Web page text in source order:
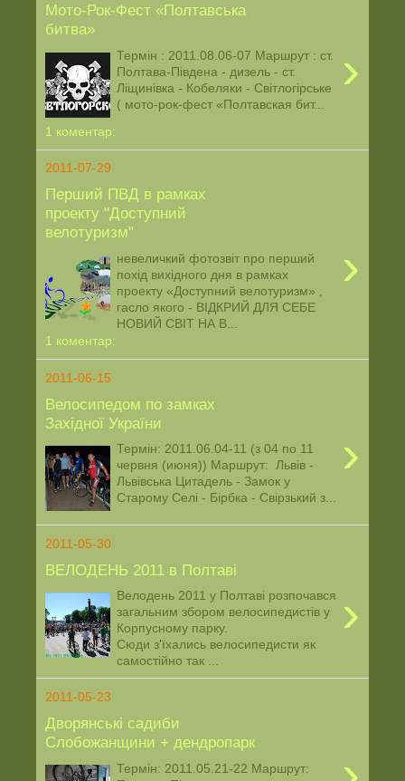
Мото-Рок-Фест «Полтавська
битва»
›
Термін : 2011.08.06-07 Маршрут : ст.
Полтава-Південа - дизель - ст.
Ліщинівка - Кобеляки - Світлогірське
( мото-рок-фест «Полтавская бит...
1 коментар:
2011-07-29
Перший ПВД в рамках
проекту "Доступний
велотуризм"
›
невеличкий фотозвіт про перший
похід вихідного дня в рамках
проекту «Доступний велотуризм» ,
гасло якого - ВІДКРИЙ ДЛЯ СЕБЕ
НОВИЙ СВІТ НА В...
1 коментар:
2011-06-15
Велосипедом по замках
Західної України
›
Термін: 2011.06.04-11 (з 04 по 11
червня (июня)) Маршрут: Львів -
Львівська Цитадель - Замок у
Старому Селі - Бірбка - Свірзький з...
2011-05-30
ВЕЛОДЕНЬ 2011 в Полтаві
›
Велодень 2011 у Полтаві розпочався
загальним збором велосипедистів у
Корпусному парку.
Сюди з'їхались велосипедисти як
самостійно так ...
2011-05-23
Дворянські садиби
Слобожанщини + дендропарк
Термін: 2011.05.21-22 Маршрут: